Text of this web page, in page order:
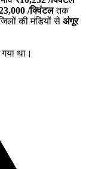
/क्विंटलतक
की मंडियों से अंगूर
था।